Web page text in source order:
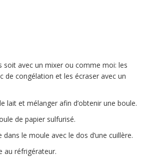
soit avec un mixer ou comme moi: les
de congélation et les écraser avec un
lait et mélanger afin d’obtenir une boule.
de papier sulfurisé.
le moule avec le dos d’une cuillère.
au réfrigérateur.